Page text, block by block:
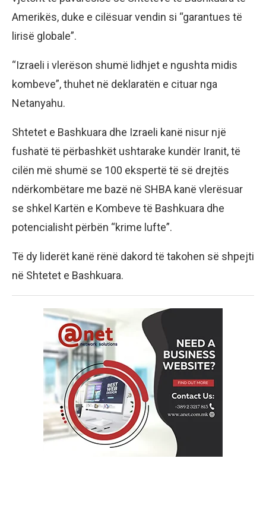
Amerikës, duke e cilësuar vendin si “garantues të
lirisë globale”.
“Izraeli i vlerëson shumë lidhjet e ngushta midis
kombeve”, thuhet në deklaratën e cituar nga
Netanyahu.
Shtetet e Bashkuara dhe Izraeli kanë nisur një
fushatë të përbashkët ushtarake kundër Iranit, të
cilën më shumë se 100 ekspertë të së drejtës
ndërkombëtare me bazë në SHBA kanë vlerësuar
se shkel Kartën e Kombeve të Bashkuara dhe
potencialisht përbën “krime lufte”.
Të dy liderët kanë rënë dakord të takohen së shpejti
në Shtetet e Bashkuara.